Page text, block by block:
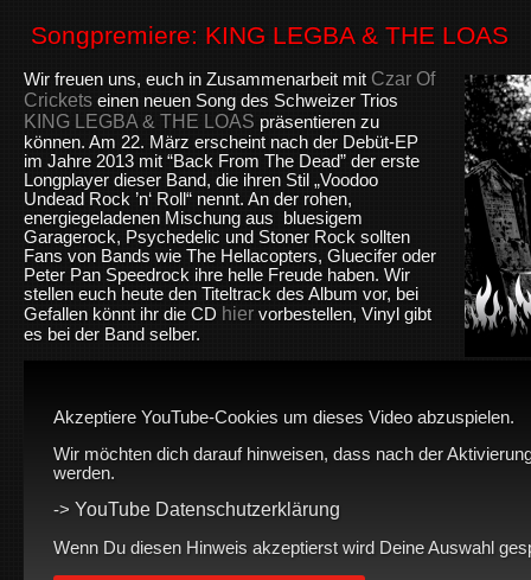
Songpremiere: KING LEGBA & THE LOAS
Wir freuen uns, euch in Zusammenarbeit mit Czar Of
Crickets einen neuen Song des Schweizer Trios
KING LEGBA & THE LOAS präsentieren zu
können. Am 22. März erscheint nach der Debüt-EP
im Jahre 2013 mit “Back From The Dead” der erste
Longplayer dieser Band, die ihren Stil „Voodoo
Undead Rock ’n‘ Roll“ nennt. An der rohen,
energiegeladenen Mischung aus bluesigem
Garagerock, Psychedelic und Stoner Rock sollten
Fans von Bands wie The Hellacopters, Gluecifer oder
Peter Pan Speedrock ihre helle Freude haben. Wir
stellen euch heute den Titeltrack des Album vor, bei
Gefallen könnt ihr die CD hier vorbestellen, Vinyl gibt
es bei der Band selber.
Akzeptiere YouTube-Cookies um dieses Video abzuspielen.
Wir möchten dich darauf hinweisen, dass nach der
werden.
-> YouTube Datenschutzerklärung
Wenn Du diesen Hinweis akzeptierst wird Deine Auswahl